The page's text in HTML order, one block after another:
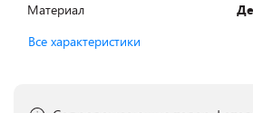
Материал
Все характеристики